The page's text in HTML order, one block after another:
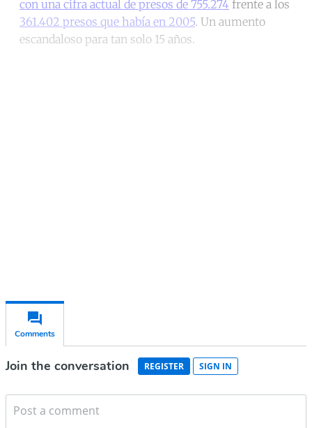
con una cifra actual de presos de 755.274 frente a los
361.402 presos que había en 2005. Un aumento
escandaloso para tan solo 15 años.